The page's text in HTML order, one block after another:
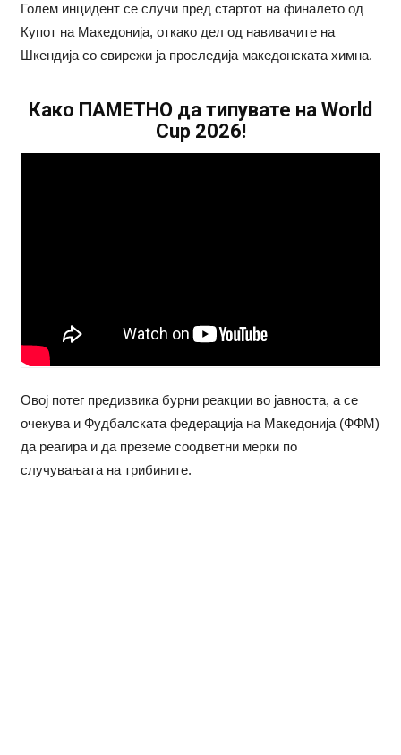
Голем инцидент се случи пред стартот на финалето од
Купот на Македонија, откако дел од навивачите на
Шкендија со свирежи ја проследија македонската химна.
Како ПАМЕТНО да типувате на World
Cup 2026!
Овој потег предизвика бурни реакции во јавноста, а се
очекува и Фудбалската федерација на Македонија (ФФМ)
да реагира и да преземе соодветни мерки по
случувањата на трибините.